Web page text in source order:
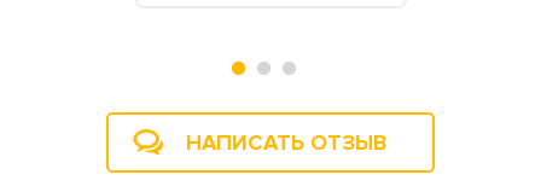
НАПИСАТЬ ОТЗЫВ